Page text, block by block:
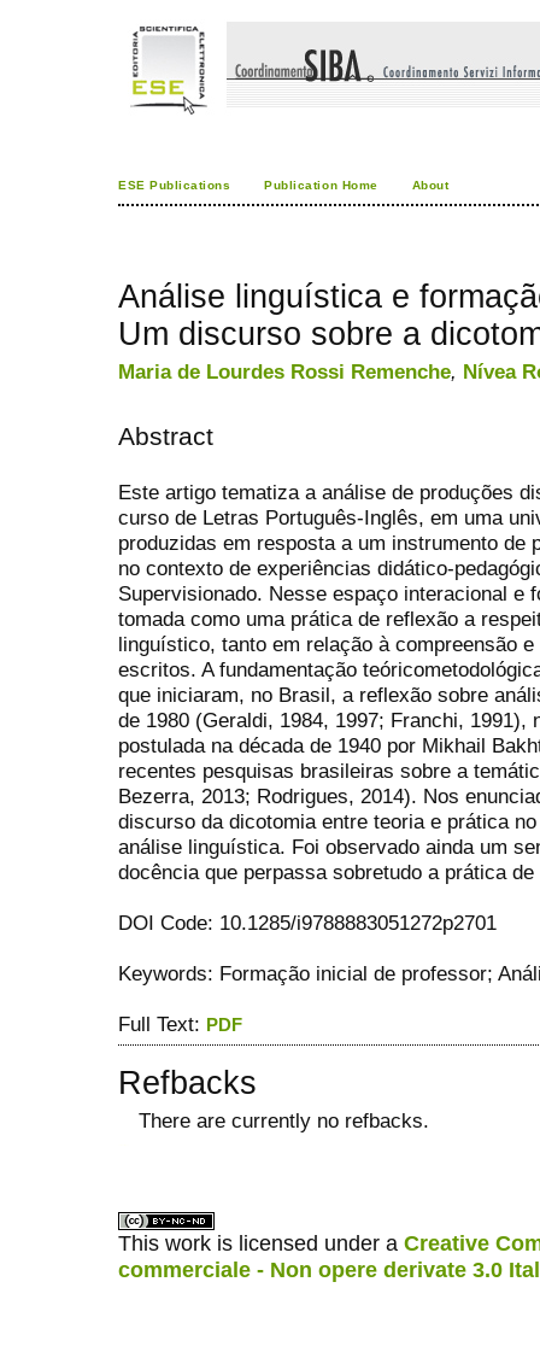
ESE Publications Publication Home About
Análise linguística e
Um discurso sobre a
Maria de Lourdes Rossi Remenche, Nívea
Abstract
Este artigo tematiza a análise de produções
curso de Letras Português-Inglês, em uma
produzidas em resposta a um instrumento de
no contexto de experiências didático-
Supervisionado. Nesse espaço interacional e
tomada como uma prática de reflexão a
linguístico, tanto em relação à compreensão
escritos. A fundamentação
que iniciaram, no Brasil, a reflexão sobre
de 1980 (Geraldi, 1984, 1997; Franchi,
postulada na década de 1940 por Mikhail
recentes pesquisas brasileiras sobre a
Bezerra, 2013; Rodrigues, 2014). Nos
discurso da dicotomia entre teoria e prática
análise linguística. Foi observado ainda um
docência que perpassa sobretudo a prática
DOI Code: 10.1285/i9788883051272p2701
Keywords: Formação inicial de professor;
Full Text: PDF
Refbacks
There are currently no refbacks.
This work is licensed under a Creative
commerciale - Non opere derivate 3.0